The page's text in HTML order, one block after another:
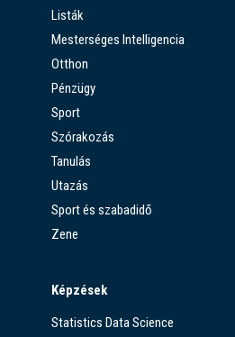
Listák
Mesterséges Intelligencia
Otthon
Pénzügy
Sport
Szórakozás
Tanulás
Utazás
Sport és szabadidő
Zene
Képzések
Statistics Data Science